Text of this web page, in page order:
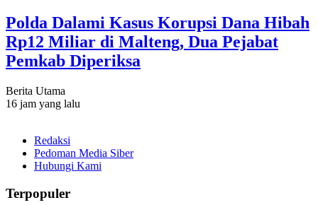
Polda Dalami Kasus Korupsi Dana Hibah
Rp12 Miliar di Malteng, Dua Pejabat
Pemkab Diperiksa
Berita Utama
16 jam yang lalu
Redaksi
Pedoman Media Siber
Hubungi Kami
Terpopuler